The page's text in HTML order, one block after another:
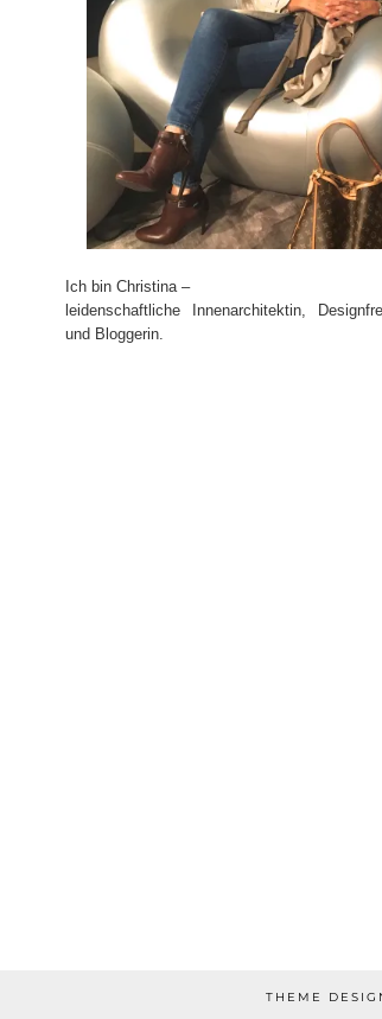
Ich bin Christina –
leidenschaftliche Innenarchitektin,
und Bloggerin.
THEME